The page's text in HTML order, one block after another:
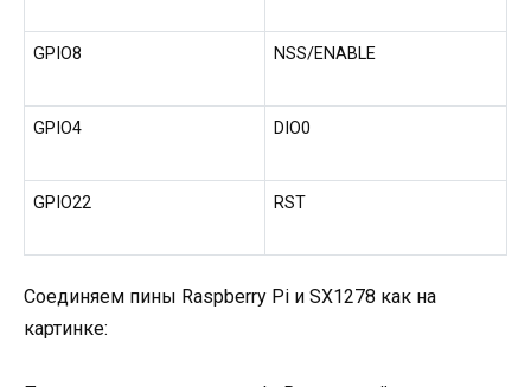
GPIO8 NSS/ENABLE
GPIO4 DIO0
GPIO22 RST
Соединяем пины Raspberry Pi и SX1278 как на
картинке: